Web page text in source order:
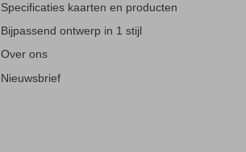
Specificaties kaarten en producten
Bijpassend ontwerp in 1 stijl
Over ons
Nieuwsbrief